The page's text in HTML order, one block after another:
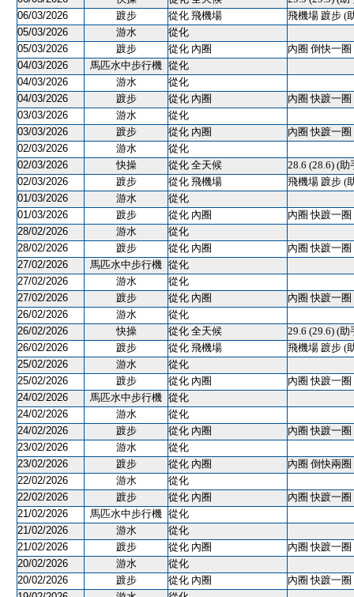
06/03/2026
踱步 從化 飛機場
飛機場 踱步 (
05/03/2026
游水
從化
05/03/2026
踱步 從化 內圈
內圈 倒快一圈
04/03/2026
馬匹水中步行機 從化
04/03/2026
游水
從化
04/03/2026
踱步 從化 內圈
內圈 快踱一圈
03/03/2026
游水
從化
03/03/2026
踱步 從化 內圈
內圈 快踱一圈
02/03/2026
游水
從化
02/03/2026
快操 從化 全天候
28.6 (28.6) (助
02/03/2026
踱步 從化 飛機場
飛機場 踱步 (
01/03/2026
游水
從化
01/03/2026
踱步 從化 內圈
內圈 快踱一圈
28/02/2026
游水
從化
28/02/2026
踱步 從化 內圈
內圈 快踱一圈
27/02/2026
馬匹水中步行機 從化
27/02/2026
游水
從化
27/02/2026
踱步 從化 內圈
內圈 快踱一圈
26/02/2026
游水
從化
26/02/2026
快操 從化 全天候
29.6 (29.6) (助
26/02/2026
踱步 從化 飛機場
飛機場 踱步 (
25/02/2026
游水
從化
25/02/2026
踱步 從化 內圈
內圈 快踱一圈
24/02/2026
馬匹水中步行機 從化
24/02/2026
游水
從化
24/02/2026
踱步 從化 內圈
內圈 快踱一圈
23/02/2026
游水
從化
23/02/2026
踱步 從化 內圈
內圈 倒快兩圈
22/02/2026
游水
從化
22/02/2026
踱步 從化 內圈
內圈 快踱一圈
21/02/2026
馬匹水中步行機 從化
21/02/2026
游水
從化
21/02/2026
踱步 從化 內圈
內圈 快踱一圈
20/02/2026
游水
從化
20/02/2026
踱步 從化 內圈
內圈 快踱一圈